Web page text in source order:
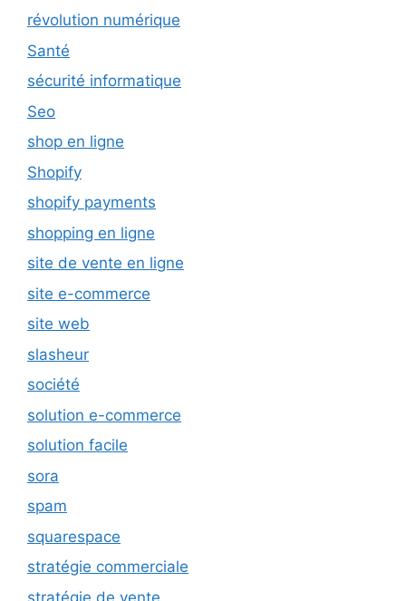
révolution numérique
Santé
sécurité informatique
Seo
shop en ligne
Shopify
shopify payments
shopping en ligne
site de vente en ligne
site e-commerce
site web
slasheur
société
solution e-commerce
solution facile
sora
spam
squarespace
stratégie commerciale
stratégie de vente